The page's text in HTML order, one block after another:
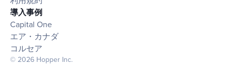
導入事例
Capital One
エア・カナダ
コルセア
© 2026 Hopper Inc.